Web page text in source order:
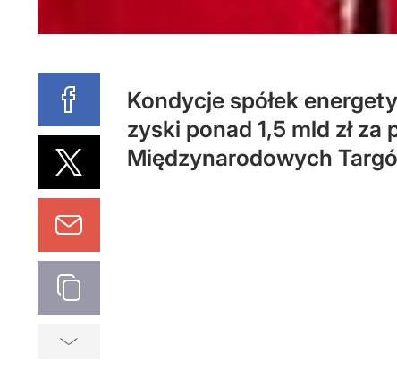
Kondycje spółek
zyski ponad 1,5 mld zł za
Międzynarodowych